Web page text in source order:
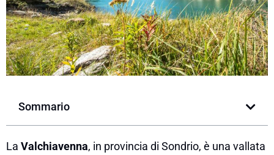
Sommario
La Valchiavenna, in provincia di Sondrio, è una vallata